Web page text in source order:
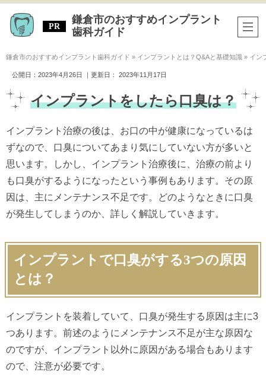
鎌倉市のおすすめインプラント
歯科ガイド
鎌倉市のおすすめインプラント歯科ガイド » インプラントとは？Q&Aと基礎知識 » イン
公開日： 2023年4月26日 ｜更新日： 2023年11月17日
インプラントをしたら口臭は？
インプラント治療の後は、お口の中が健康になっているは
ずなので、口臭についてあまり気にしていない方が多いと
思います。しかし、インプラント治療後に、治療の前より
も口臭がするようになったという事例もあります。その原
因は、主にメンテナンス不足です。どのようなときに口臭
が発生してしまうのか、詳しく解説していきます。
インプラントで口臭がする3つの原因
とは？
インプラントを装着していて、口臭が発生する原因は主に3
つあります。前述のようにメンテナンス不足が主な原因な
のですが、インプラント以外に原因がある場合もあります
ので、注意が必要です。